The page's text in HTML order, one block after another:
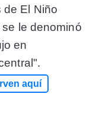
de El Niño
se le denominó
en
aquí